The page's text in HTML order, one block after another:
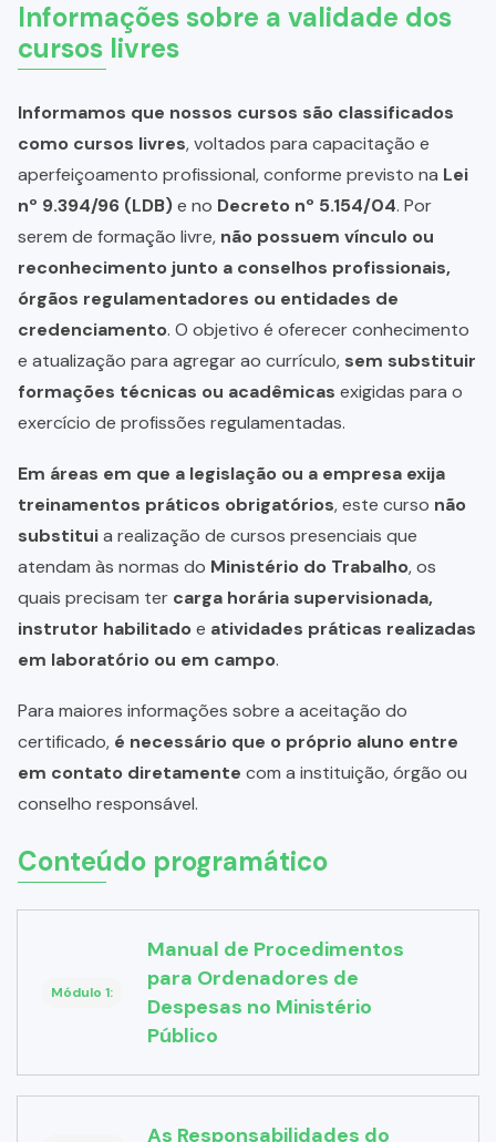
Informações sobre a validade dos
cursos livres
Informamos que nossos cursos são classificados
como cursos livres, voltados para capacitação e
aperfeiçoamento profissional, conforme previsto na Lei
nº 9.394/96 (LDB)e no Decreto nº 5.154/04. Por
serem de formação livre, não possuem vínculo ou
reconhecimento junto a conselhos profissionais,
órgãos regulamentadores ou entidades de
credenciamento. O objetivo é oferecer conhecimento
e atualização para agregar ao currículo, sem substituir
formações técnicas ou acadêmicas exigidas para o
exercício de profissões regulamentadas.
Em áreas em que a legislação ou a empresa exija
treinamentos práticos obrigatórios, este curso não
substituia realização de cursos presenciais que
atendam às normas do Ministério do Trabalho, os
quais precisam ter carga horária supervisionada,
instrutor habilitadoe atividades práticas realizadas
em laboratório ou em campo.
Para maiores informações sobre a aceitação do
certificado, é necessário que o próprio aluno entre
em contato diretamente com a instituição, órgão ou
conselho responsável.
Conteúdo programático
Módulo 1:
Manual de Procedimentos
para Ordenadores de
Despesas no Ministério
Público
As Responsabilidades do